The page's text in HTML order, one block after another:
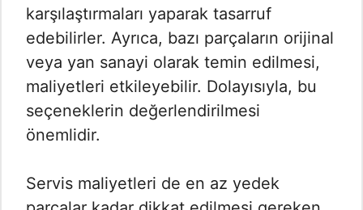
karşılaştırmaları yaparak tasarruf
edebilirler. Ayrıca, bazı parçaların orijinal
veya yan sanayi olarak temin edilmesi,
maliyetleri etkileyebilir. Dolayısıyla, bu
seçeneklerin değerlendirilmesi
önemlidir.
Servis maliyetleri de en az yedek